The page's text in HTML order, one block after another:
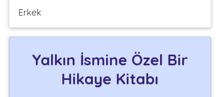
Erkek
Yalkın İsmine Özel Bir
Hikaye Kitabı